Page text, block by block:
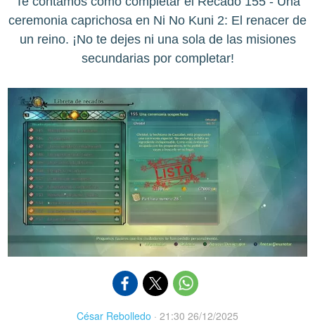
ceremonia caprichosa en Ni No Kuni 2: El renacer de
un reino. ¡No te dejes ni una sola de las misiones
secundarias por completar!
César Rebolledo · 21:30 26/12/2025